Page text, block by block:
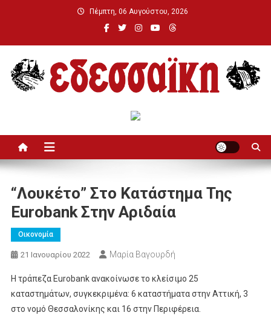
Πέμπτη, 06 Αυγούστου, 2026
“Λουκέτο” Στο Κατάστημα Της
Eurobank Στην Αριδαία
Οικονομία
21 Ιανουαρίου 2022 Μαρία Βαγουρδή
Η τράπεζα Eurobank ανακοίνωσε το κλείσιμο 25
καταστημάτων, συγκεκριμένα: 6 καταστήματα στην Αττική, 3
στο νομό Θεσσαλονίκης και 16 στην Περιφέρεια.